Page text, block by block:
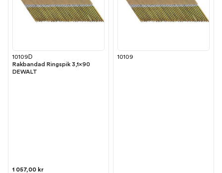
10109D
Rakbandad Ringspik 3,1x90
DEWALT
1 057,00 kr
10109